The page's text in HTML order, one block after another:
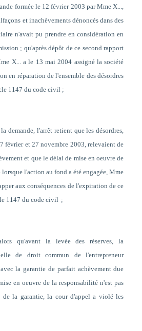
formée le 12 février 2003 par Mme X...,
et inachèvements dénoncés dans des
n'avait pu prendre en considération en
; qu'après dépôt de ce second rapport
X... a le 13 mai 2004 assigné la société
en réparation de l'ensemble des désordres
1147 du code civil ;
demande, l'arrêt retient que les désordres,
février et 27 novembre 2003, relevaient de
et que le délai de mise en oeuvre de
l'action au fond a été engagée, Mme
aux conséquences de l'expiration de ce
1147 du code civil ;
qu'avant la levée des réserves, la
de droit commun de l'entrepreneur
la garantie de parfait achèvement due
en oeuvre de la responsabilité n'est pas
de la garantie, la cour d'appel a violé les